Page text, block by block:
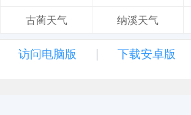
古蔺天气 纳溪天气
访问电脑版 | 下载安卓版